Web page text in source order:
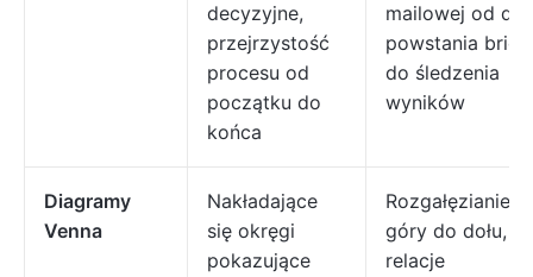
decyzyjne,
przejrzystość
procesu od
początku do
końca
mailowej od
powstania
do śledzenia
wyników
Diagramy
Venna
Nakładające
się okręgi
pokazujące
Rozgałęzianie
góry do dołu,
relacje